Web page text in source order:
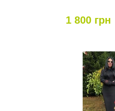
1 800 грн